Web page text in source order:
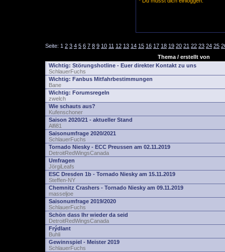
Seite: 1 2 3 4 5 6 7 8 9 10 11 12 13 14 15 16 17 18 19 20 21 22 23 24 25
Thema / erstellt von
Wichtig: Störungshotline - Euer direkter Kontakt zu uns
SchlauerFuchs
Wichtig: Fanbus Mitfahrbestimmungen
Bane
Wichtig: Forumsregeln
zwelch
Wie schauts aus?
Kufenschoner
Saison 2020/21 - aktueller Stand
Alfi81
Saisonumfrage 2020/2021
SchlauerFuchs
Tornado Niesky - ECC Preussen am 02.11.2019
DetroitRedWingsCanada
Umfragen
JörgiLeafs
ESC Dresden 1b - Tornado Niesky am 15.11.2019
Steffen-NY
Chemnitz Crashers - Tornado Niesky am 09.11.2019
masseljoe
Saisonumfrage 2019/2020
SchlauerFuchs
Schön dass Ihr wieder da seid
DetroitRedWingsCanada
Frýdlant
Buhli
Gewinnspiel - Meister 2019
SchlauerFuchs